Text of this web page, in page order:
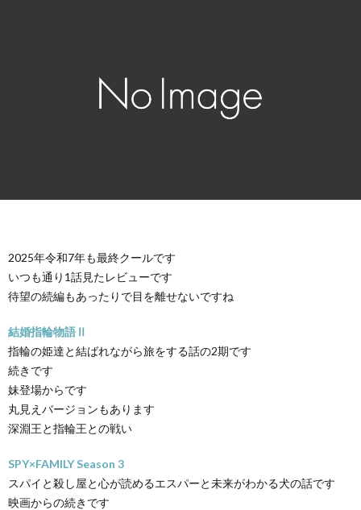
2025年令和7年も最終クールです
いつも通り1話見たレビューです
待望の続編もあったりで目を離せないですね
結婚指輪物語Ⅱ
指輪の姫達と結ばれながら旅をする話の2期です
続きです
妹登場からです
丸見えバージョンもあります
深淵王と指輪王との戦い
SPY×FAMILY Season 3
スパイと殺し屋と心が読めるエスパーと未来がわかる犬の話です
映画からの続きです